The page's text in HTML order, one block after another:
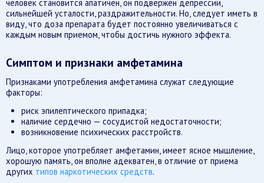
человек становится апатичен, он подвержен депрессии,
сильнейшей усталости, раздражительности. Но, следует иметь в
виду, что доза препарата будет постоянно увеличиваться с
каждым новым приемом, чтобы достичь нужного эффекта.
Симптом и признаки амфетамина
Признаками употребления амфетамина служат следующие
факторы:
риск эпилептического припадка;
наличие сердечно — сосудистой недостаточности;
возникновение психических расстройств.
Лицо, которое употребляет амфетамин, имеет ясное мышление,
хорошую память, он вполне адекватен, в отличие от приема
других типов наркотических средств.